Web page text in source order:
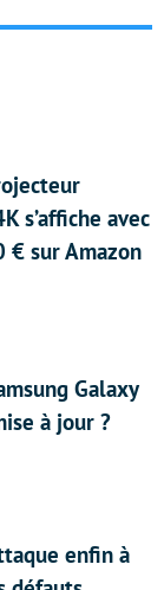
s’affiche avec
€ sur Amazon
Galaxy
à jour ?
enfin à